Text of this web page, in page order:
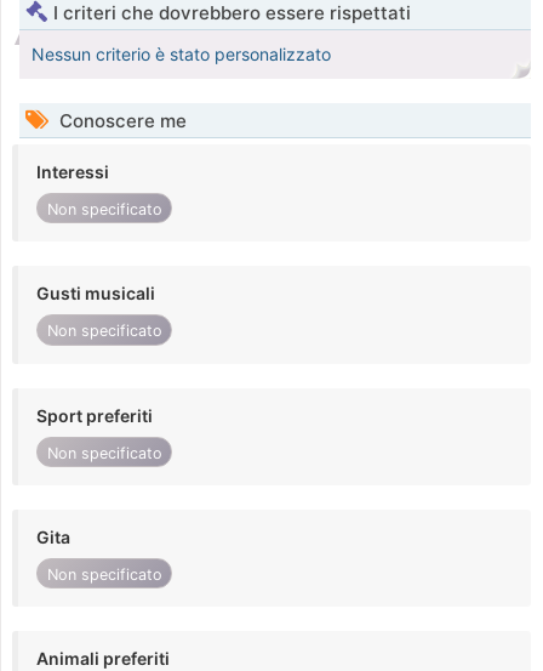
I criteri che dovrebbero essere rispettati
Nessun criterio è stato personalizzato
Conoscere me
Interessi
Non specificato
Gusti musicali
Non specificato
Sport preferiti
Non specificato
Gita
Non specificato
Animali preferiti